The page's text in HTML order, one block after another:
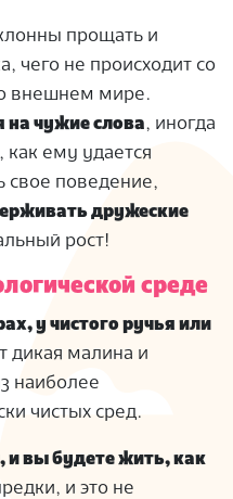
прощать и
чего не происходит со
внешнем мире.
на чужие слова, иногда
ему удается
свое поведение,
дружеские
рост!
среде
у чистого ручья или
дикая малина и
наиболее
чистых сред.
и вы будете жить, как
и это не